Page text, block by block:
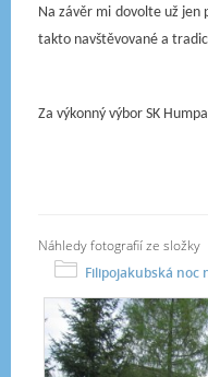
Na závěr mi dovolte už jen
takto navštěvované a
Za výkonný výbor SK
Náhledy fotografií ze složky
Filipojakubská noc